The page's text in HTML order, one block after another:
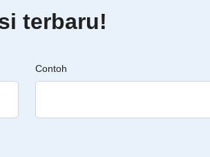
terbaru!
Contoh